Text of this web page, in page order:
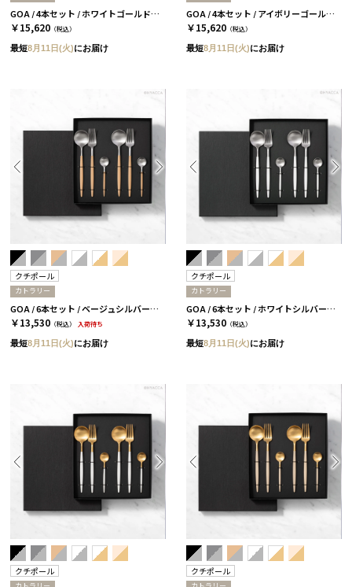
GOA / 4本セット / ホワイトゴールド［クチポール］
￥15,620 （税込）
最短8月11日(火)にお届け
GOA / 4本セット / アイボリーゴールド［クチポール］
￥15,620 （税込）
最短8月11日(火)にお届け
クチポール
カトラリー
GOA / 6本セット / ベージュシルバー［クチポール］
￥13,530 （税込） 入荷待ち
最短8月11日(火)にお届け
クチポール
カトラリー
GOA / 6本セット / ホワイトシルバー［クチポール］
￥13,530 （税込）
最短8月11日(火)にお届け
クチポール クチポール